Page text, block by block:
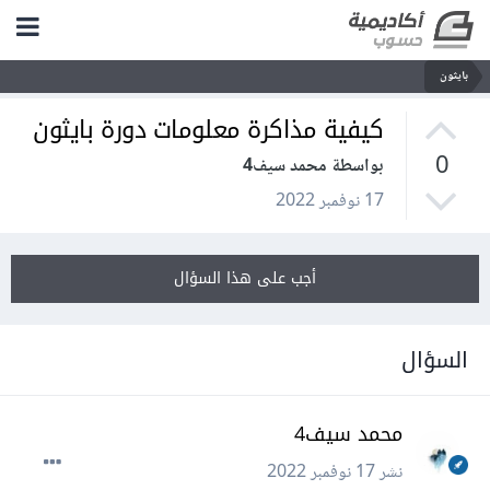
بايثون
0
كيفية مذاكرة معلومات دورة بايثون
بواسطة محمد سيف4
17 نوفمبر 2022
أجب على هذا السؤال
السؤال
محمد سيف4
نشر17 نوفمبر 2022